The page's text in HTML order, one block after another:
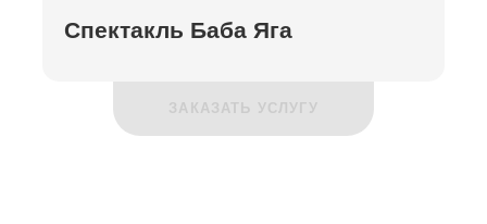
Спектакль Баба Яга
ЗАКАЗАТЬ УСЛУГУ